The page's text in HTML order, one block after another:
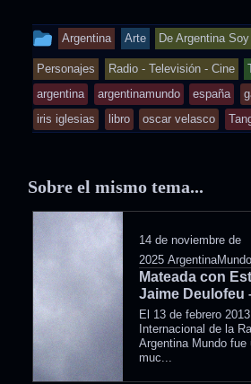
This
entry
was
posted
in
Argentina Arte De Argentina Soy
Personajes Radio - Televisión - Cine
argentina argentinamundo españa
iris iglesias
libro oscar velasco
Sobre el mismo tema...
14 de noviembre de
2025 ArgentinaMundo
Mateada con
Jaime Deulofeu
El 13 de febrero
Internacional de la
Argentina Mundo fue
muc...